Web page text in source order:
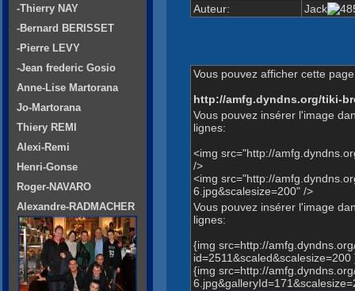
Auteur:
Jack
Vous pouvez afficher cette
http://amfg.dyndns.org/tiki-
Vous pouvez insérer l'image
lignes:
<img src="http://
/>
<img src="http://
6.jpg&scalesize=200" />
Vous pouvez insérer l'image
lignes:
{img src=http://
id=2511&scaled&scalesize=200
{img src=http://
-Thierry NAY
-Bernard BERISSET
-Pierre LEVY
-Jean frederic Gosio
Anne-Lise Martorana
Jo-Martorana
Thiery REMI
Alexi-Remi
Henri-Gonse
Roger-NAVARO
Alexandre-RADMACHER